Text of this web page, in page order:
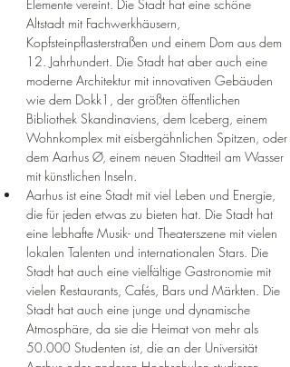
Elemente vereint. Die Stadt hat eine schöne
Altstadt mit Fachwerkhäusern,
Kopfsteinpflasterstraßen und einem Dom aus dem
12. Jahrhundert. Die Stadt hat aber auch eine
moderne Architektur mit innovativen Gebäuden
wie dem Dokk1, der größten öffentlichen
Bibliothek Skandinaviens, dem Iceberg, einem
Wohnkomplex mit eisbergähnlichen Spitzen, oder
dem Aarhus Ø, einem neuen Stadtteil am Wasser
mit künstlichen Inseln.
Aarhus ist eine Stadt mit viel Leben und Energie,
die für jeden etwas zu bieten hat. Die Stadt hat
eine lebhafte Musik- und Theaterszene mit vielen
lokalen Talenten und internationalen Stars. Die
Stadt hat auch eine vielfältige Gastronomie mit
vielen Restaurants, Cafés, Bars und Märkten. Die
Stadt hat auch eine junge und dynamische
Atmosphäre, da sie die Heimat von mehr als
50.000 Studenten ist, die an der Universität